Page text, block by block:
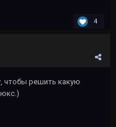
4
чтобы решить какую